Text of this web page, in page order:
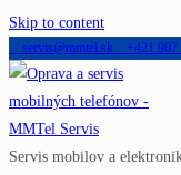
Skip to content
servis@mmtel.sk +421 907
Servis mobilov a